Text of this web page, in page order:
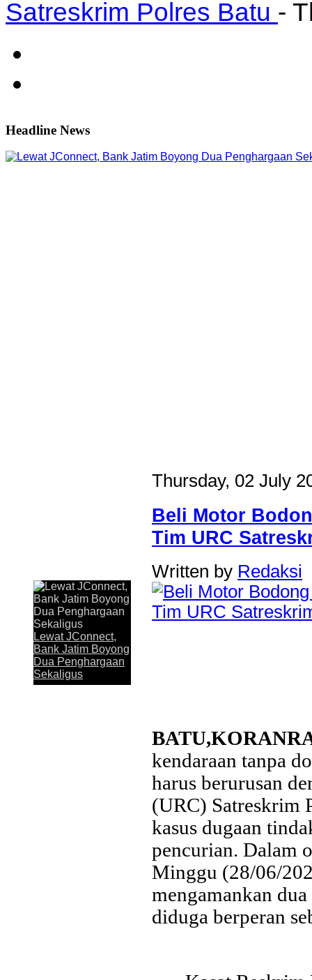
Satreskrim Polres Batu -
Headline News
Lewat JConnect, Bank Jatim Boyong Dua
JAKARTA,KORANRAKYAT.COM,- 30 Juli 2026. Komitmen
Timur Tbk (Bank Jatim) dalam menghadirkan layanan
memperoleh apresiasi. Melalui aplikasi digital JConnect
penghargaan Top Digital Application...
Lewat JConnect,
Bank Jatim Boyong
Dua Penghargaan
Sekaligus
Thursday, 02 July
Beli Motor
Tim URC
Written by Redaksi
kendaraan tanpa
harus berurusan
(URC) Satreskrim
kasus dugaan
pencurian. Dalam
Minggu (28/06/
mengamankan
diduga berperan